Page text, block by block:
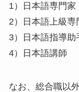
1）日本語専門家
2）日本語上級専
3）日本語指導助
4）日本語講師
なお、総合職以